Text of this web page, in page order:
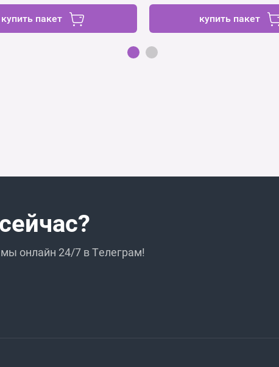
купить пакет купить пакет
онлайн 24/7 в Телеграм!